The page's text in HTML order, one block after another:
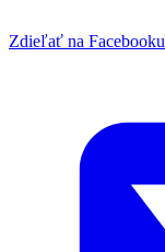
Zdieľať na Facebooku